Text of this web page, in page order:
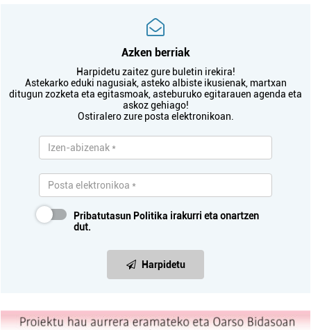
Azken berriak
Harpidetu zaitez gure buletin irekira!
Astekarko eduki nagusiak, asteko albiste ikusienak, martxan
ditugun zozketa eta egitasmoak, asteburuko egitarauen agenda eta
askoz gehiago!
Ostiralero zure posta elektronikoan.
Pribatutasun Politika irakurri eta onartzen
dut.
Harpidetu